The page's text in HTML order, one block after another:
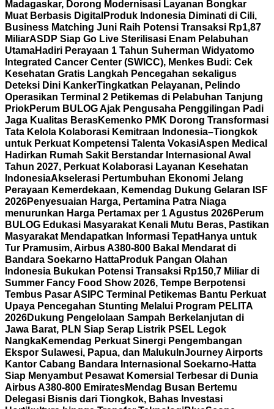
Madagaskar, Dorong Modernisasi Layanan Bongkar
Muat Berbasis Digital Produk Indonesia Diminati di Cili,
Business Matching Juni Raih Potensi Transaksi Rp1,87
MiliarASDP Siap Go Live Sterilisasi Enam Pelabuhan
UtamaHadiri Perayaan 1 Tahun Suherman Widyatomo
Integrated Cancer Center (SWICC), Menkes Budi: Cek
Kesehatan Gratis Langkah Pencegahan sekaligus
Deteksi Dini KankerTingkatkan Pelayanan, Pelindo
Operasikan Terminal 2 Petikemas di Pelabuhan Tanjung
PriokPerum BULOG Ajak Pengusaha Penggilingan Padi
Jaga Kualitas BerasKemenko PMK Dorong Transformasi
Tata Kelola Kolaborasi Kemitraan Indonesia–Tiongkok
untuk Perkuat Kompetensi Talenta VokasiAspen Medical
Hadirkan Rumah Sakit Berstandar Internasional Awal
Tahun 2027, Perkuat Kolaborasi Layanan Kesehatan
IndonesiaAkselerasi Pertumbuhan Ekonomi Jelang
Perayaan Kemerdekaan, Kemendag Dukung Gelaran ISF
2026Penyesuaian Harga, Pertamina Patra Niaga
menurunkan Harga Pertamax per 1 Agustus 2026Perum
BULOG Edukasi Masyarakat Kenali Mutu Beras, Pastikan
Masyarakat Mendapatkan Informasi TepatHanya untuk
Tur Pramusim, Airbus A380-800 Bakal Mendarat di
Bandara Soekarno HattaProduk Pangan Olahan
Indonesia Bukukan Potensi Transaksi Rp150,7 Miliar di
Summer Fancy Food Show 2026, Tempe Berpotensi
Tembus Pasar AS IPC Terminal Petikemas Bantu Perkuat
Upaya Pencegahan Stunting Melalui Program PELITA
2026Dukung Pengelolaan Sampah Berkelanjutan di
Jawa Barat, PLN Siap Serap Listrik PSEL Legok
NangkaKemendag Perkuat Sinergi Pengembangan
Ekspor Sulawesi, Papua, dan Maluku InJourney Airports
Kantor Cabang Bandara Internasional Soekarno-Hatta
Siap Menyambut Pesawat Komersial Terbesar di Dunia
Airbus A380-800 EmiratesMendag Busan Bertemu
Delegasi Bisnis dari Tiongkok, Bahas Investasi